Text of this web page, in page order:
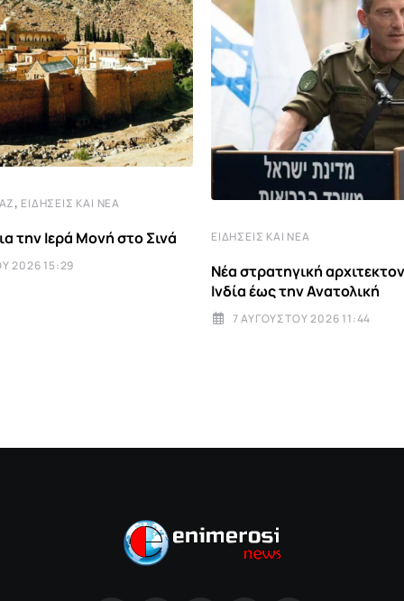
, ΕΙΔΉΣΕΙΣ ΚΑΙ ΝΈΑ
την Ιερά Μονή στο Σινά
2026 15:29
ΕΙΔΉΣΕΙΣ ΚΑΙ ΝΈΑ
Νέα στρατηγική
Ινδία έως την Ανατολική
7 ΑΥΓΟΎΣΤΟΥ 2026 11:44